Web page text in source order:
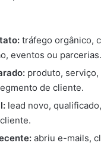
tráfego orgânico,
eventos ou parcerias.
produto, serviço,
de cliente.
lead novo,
abriu e-mails,